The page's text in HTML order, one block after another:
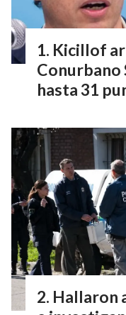
Kicillof
Conurbano
hasta 31
Hallaron